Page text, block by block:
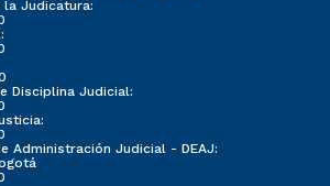
la Judicatura:
Disciplina Judicial:
Administración Judicial - DEAJ: